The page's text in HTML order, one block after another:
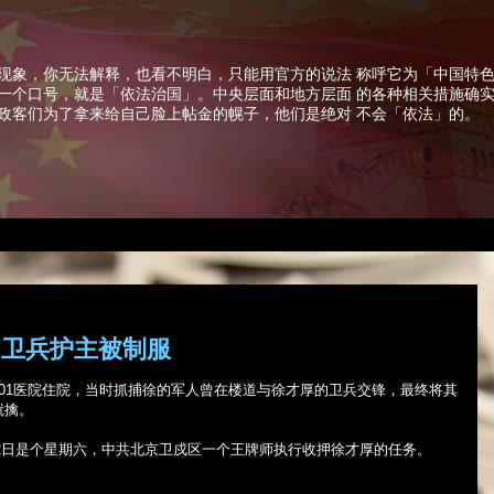
象，你无法解释，也看不明白，只能用官方的说法 称呼它为「中国特
个口号，就是「依法治国」。中央层面和地方层面 的各种相关措施确
们为了拿来给自己脸上帖金的幌子，他们是绝对 不会「依法」的。
兵护主被制服
医院住院，当时抓捕徐的军人曾在楼道与徐才厚的卫兵交锋，最终将其
。
日是个星期六，中共北京卫戍区一个王牌师执行收押徐才厚的任务。